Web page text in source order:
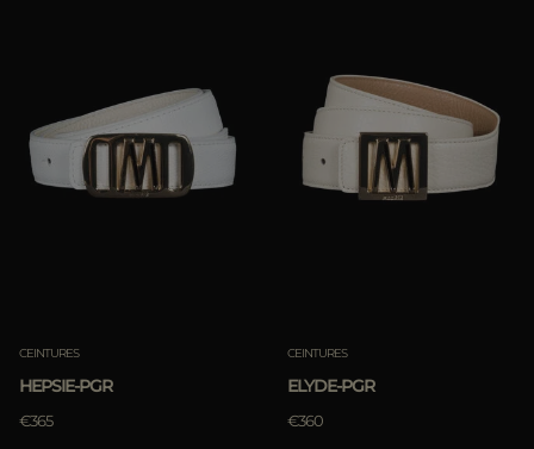
CEINTURES
HEPSIE-PGR
€365
CEINTURES
ELYDE-PGR
€360